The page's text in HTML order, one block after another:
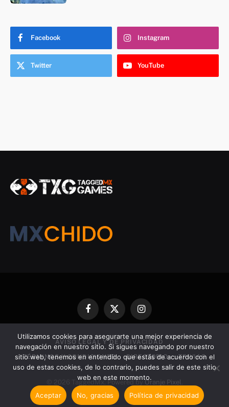
Facebook Instagram
Twitter YouTube
FacebookX
(Twitter)
Instagram
AVISO LEGAL Y DE PRIVACIDAD
TÉRMINOS Y CONDICIONES DIRECTORIO TRIVIAS
© 2026 TaggedMx. Powered byOranje Pixel
Utilizamos cookies para asegurarte una mejor experiencia de
navegación en nuestro sitio. Si sigues navegando por nuestro
sitio web, tenemos en entendido que estás de acuerdo con el
uso de estas cookies, de lo contrario, puedes salir de este sitio
web en este momento.
Aceptar No, gracias Política de privacidad